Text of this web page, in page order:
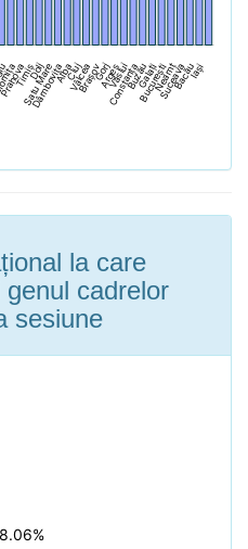
la care
cadrelor
sesiune